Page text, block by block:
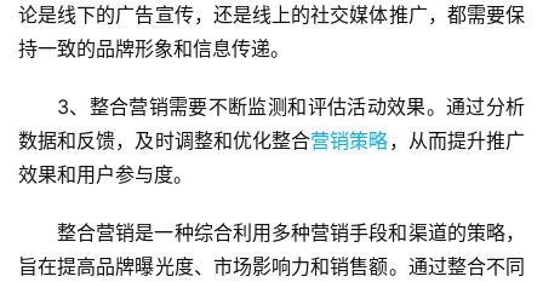
首
论是线下的广告宣传，还是线上的社交媒体推广，都需要保
持一致的品牌形象和信息传递。
3、整合营销需要不断监测和评估活动效果。通过分析
数据和反馈，及时调整和优化整合营销策略，从而提升推广
效果和用户参与度。
整合营销是一种综合利用多种营销手段和渠道的策略，
旨在提高品牌曝光度、市场影响力和销售额。通过整合不同